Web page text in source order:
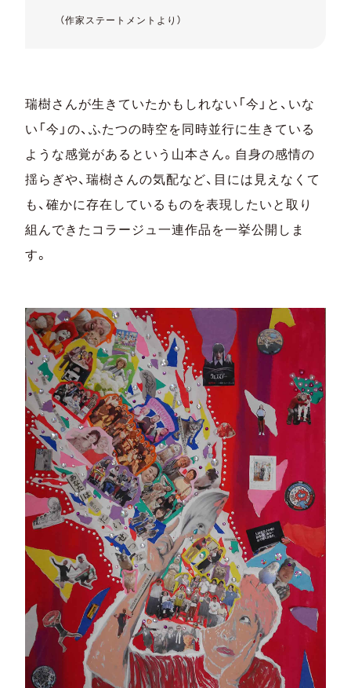
（作家ステートメントより）
瑞樹さんが生きていたかもしれない「今」と、いな
い「今」の、ふたつの時空を同時並行に生きている
ような感覚があるという山本さん。自身の感情の
揺らぎや、瑞樹さんの気配など、目には見えなくて
も、確かに存在しているものを表現したいと取り
組んできたコラージュ一連作品を一挙公開しま
す。